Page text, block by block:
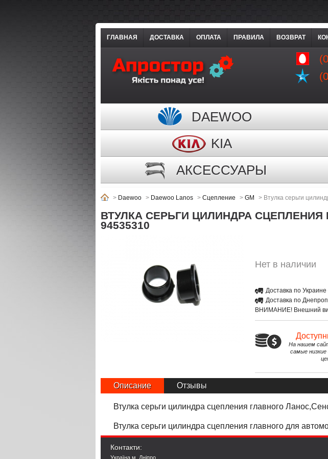
ГЛАВНАЯ ДОСТАВКА ОПЛАТА ПРАВИЛА ВОЗВРАТ
DAEWOO
KIA
АКСЕССУАРЫ
> Daewoo > Daewoo Lanos > Сцепление > GM > Втулка серьги
ВТУЛКА СЕРЬГИ ЦИЛИНДРА
94535310
Нет в наличии
Доставка по Украине
Доставка по
ВНИМАНИЕ! Внешний вид
На нашем
самые
Описание Отзывы
Втулка серьги цилиндра сцепления главного
Втулка серьги цилиндра сцепления главного для
Контакти:
Україна м. Дніпро